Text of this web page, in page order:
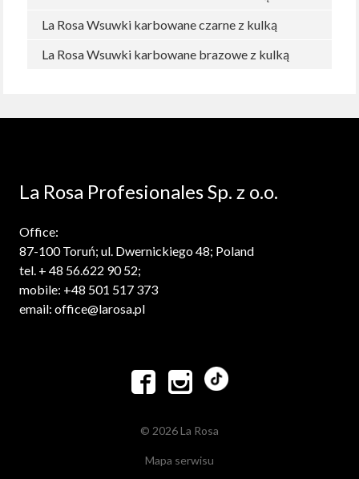
La Rosa Wsuwki karbowane czarne z kulką
La Rosa Wsuwki karbowane brazowe z kulką
La Rosa Profesionales Sp. z o.o.
Office:
87-100 Toruń; ul. Dwernickiego 48; Poland
tel. + 48 56.622 90 52;
mobile: +48 501 517 373
email: office@larosa.pl
 
© 2026 La Rosa
Mapa serwisu